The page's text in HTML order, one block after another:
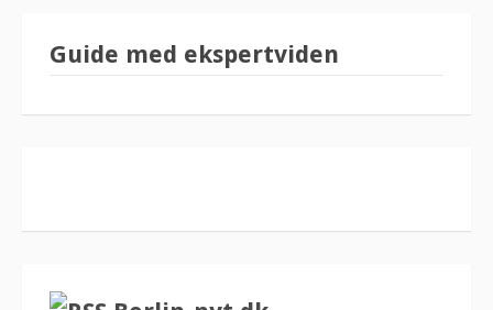
Guide med ekspertviden